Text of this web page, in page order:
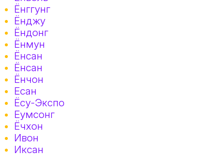
Ёнггунг
Ёнджу
Ёндонг
Ёнмун
Ёнсан
Ёнсан
Ёнчон
Есан
Ёсу-Экспо
Еумсонг
Ёчхон
Ивон
Иксан